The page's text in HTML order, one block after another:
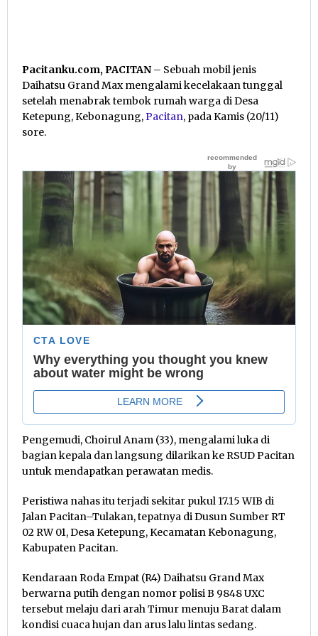
Pacitanku.com, PACITAN – Sebuah mobil jenis
Daihatsu Grand Max mengalami kecelakaan tunggal
setelah menabrak tembok rumah warga di Desa
Ketepung, Kebonagung,Pacitan, pada Kamis (20/11)
sore.
Pengemudi, Choirul Anam (33), mengalami luka di
bagian kepala dan langsung dilarikan ke RSUD Pacitan
untuk mendapatkan perawatan medis.
Peristiwa nahas itu terjadi sekitar pukul 17.15 WIB di
Jalan Pacitan–Tulakan, tepatnya di Dusun Sumber RT
02 RW 01, Desa Ketepung, Kecamatan Kebonagung,
Kabupaten Pacitan.
Kendaraan Roda Empat (R4) Daihatsu Grand Max
berwarna putih dengan nomor polisi B 9848 UXC
tersebut melaju dari arah Timur menuju Barat dalam
kondisi cuaca hujan dan arus lalu lintas sedang.